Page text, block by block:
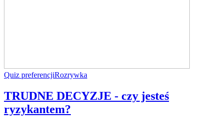
Quiz preferencjiRozrywka
TRUDNE DECYZJE - czy jesteś
ryzykantem?